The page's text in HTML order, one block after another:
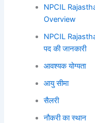
NPCIL
Overview
NPCIL
पद की जानकारी
आवश्यक योग्यता
आयु सीमा
सैलरी
नौकरी का स्थान